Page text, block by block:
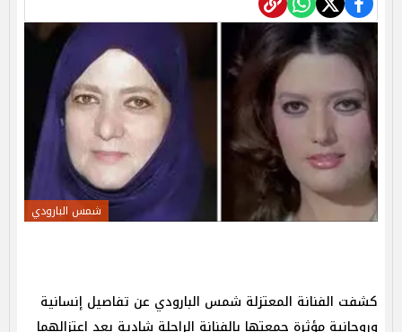
شمس البارودي
كشفت الفنانة المعتزلة شمس البارودي عن تفاصيل إنسانية
وروحانية مؤثرة جمعتها بالفنانة الراحلة شادية بعد اعتزالهما